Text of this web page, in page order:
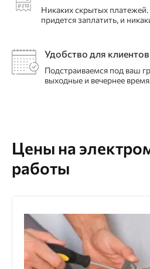
Никаких скрытых платежей.
придется заплатить, и
Удобство для клиентов
Подстраиваемся под ваш
выходные и вечернее
Цены на
работы